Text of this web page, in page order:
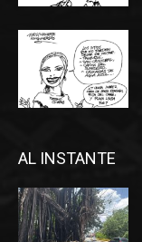
AL INSTANTE